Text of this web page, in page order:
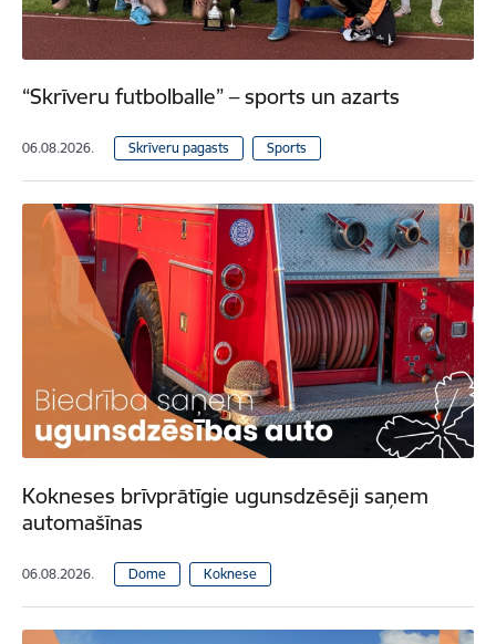
“Skrīveru futbolballe” – sports un azarts
06.08.2026. Skrīveru pagasts Sports
Kokneses brīvprātīgie ugunsdzēsēji saņem
automašīnas
06.08.2026. Dome Koknese